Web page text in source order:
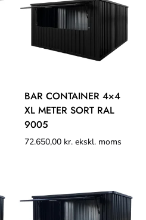
BAR CONTAINER 4×4
XL METER SORT RAL
9005
72.650,00 kr. ekskl. moms